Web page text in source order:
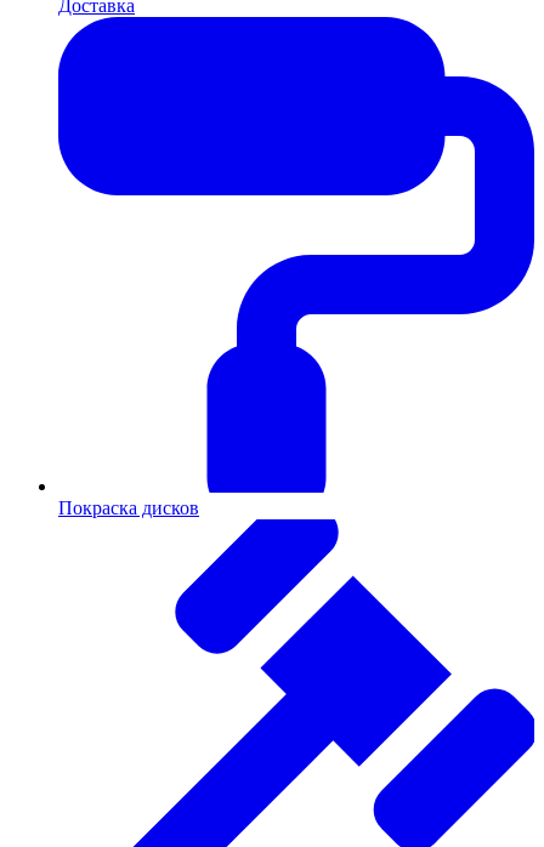
Доставка
Покраска дисков